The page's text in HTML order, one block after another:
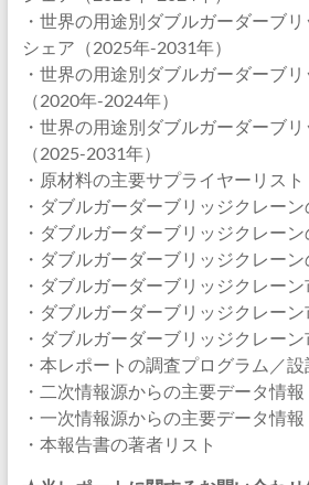
・世界の用途別ダブルガーダーブ
シェア（2025年-2031年）
・世界の用途別ダブルガーダーブ
（2020年-2024年）
・世界の用途別ダブルガーダーブ
（2025-2031年）
・原材料の主要サプライヤーリスト
・ダブルガーダーブリッジクレー
・ダブルガーダーブリッジクレー
・ダブルガーダーブリッジクレー
・ダブルガーダーブリッジクレー
・ダブルガーダーブリッジクレー
・ダブルガーダーブリッジクレー
・本レポートの調査プログラム／設
・二次情報源からの主要データ情報
・一次情報源からの主要データ情報
・本報告書の著者リスト